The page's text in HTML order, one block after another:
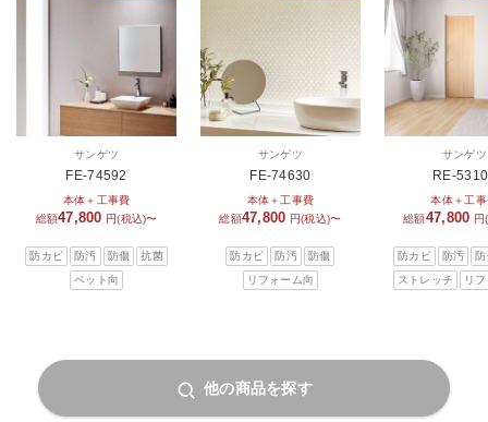
サンゲツ
FE-74592
本体＋工事費
総額47,800 円(税込)〜
防カビ 防汚 防傷
抗菌
ペット向
サンゲツ
FE-74630
本体＋工事費
総額47,800 円(税込)〜
防カビ 防汚
防傷
リフォーム向
サンゲツ
RE-
本体＋工
総額47,800 円
防カビ 防汚
ストレッチ
リ
他の商品を探す